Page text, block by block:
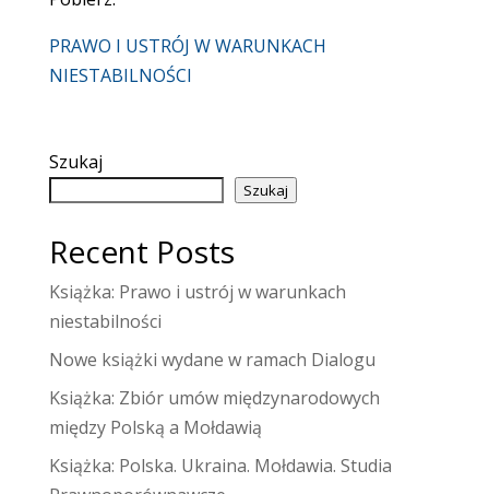
PRAWO I USTRÓJ W WARUNKACH
NIESTABILNOŚCI
Szukaj
Szukaj
Recent Posts
Książka: Prawo i ustrój w warunkach
niestabilności
Nowe książki wydane w ramach Dialogu
Książka: Zbiór umów międzynarodowych
między Polską a Mołdawią
Książka: Polska. Ukraina. Mołdawia. Studia